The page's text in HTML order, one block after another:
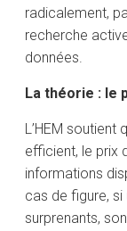
radicalement,
recherche
données.
La théorie : le
L’HEM soutient
efficient, le prix
informations
cas de figure,
surprenants,